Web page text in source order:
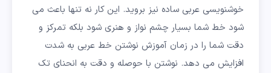
خوشنویسی عربی ساده نیز بروید. این کار نه تنها باعث می
شود خط شما بسیار چشم نواز و هنری شود بلکه تمرکز و
دقت شما را در زمان آموزش نوشتن خط عربی به شدت
افزایش می دهد. نوشتن با حوصله و دقت به انحنای تک